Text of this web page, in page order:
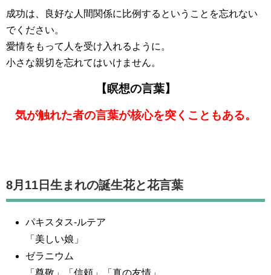
成功は、良好な人間関係に比例するということを忘れない
でください。
愛情をもって人を受け入れるように。
小さな親切を忘れてはいけません。
【瞑想の言葉】
気が触れた者の言葉が核心を突くこともある。
8月11日生まれの誕生花と花言葉
パキスタス-ルテア
「美しい娘」
ゼラニウム
「尊敬」「信頼」「真の友情」